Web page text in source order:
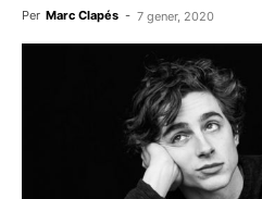
Per Marc Clapés - 7 gener, 2020